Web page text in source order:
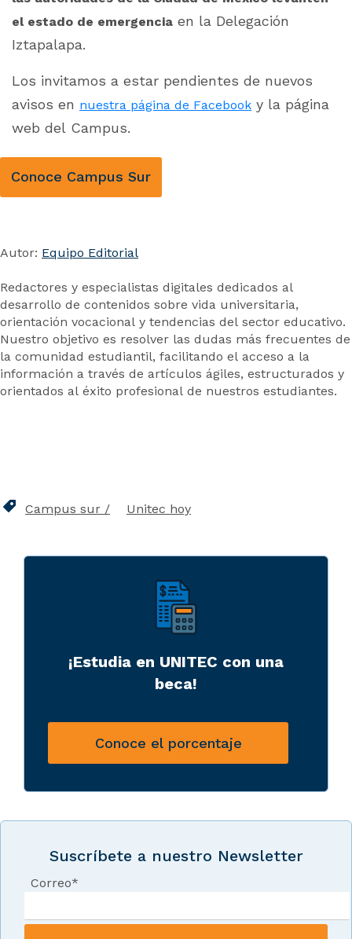
el estado de emergencia en la Delegación
Iztapalapa.
Los invitamos a estar pendientes de nuevos
avisos en nuestra página de Facebook y la página
web del Campus.
Conoce Campus Sur
Autor: Equipo Editorial
Redactores y especialistas digitales dedicados al
desarrollo de contenidos sobre vida universitaria,
orientación vocacional y tendencias del sector educativo.
Nuestro objetivo es resolver las dudas más frecuentes de
la comunidad estudiantil, facilitando el acceso a la
información a través de artículos ágiles, estructurados y
orientados al éxito profesional de nuestros estudiantes.
Campus sur Unitec hoy
¡Estudia en UNITEC con una
beca!
Conoce el porcentaje
Suscríbete a nuestro Newsletter
Correo*